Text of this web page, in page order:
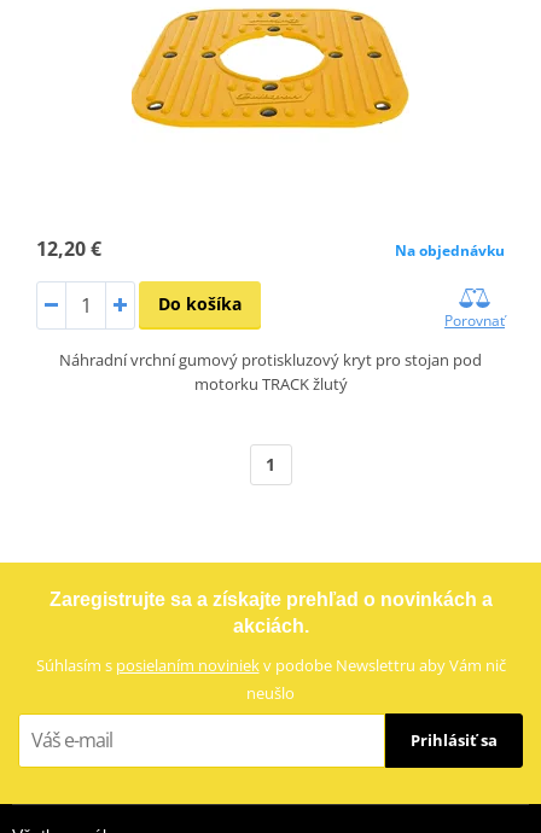
12,20 € Na objednávku
Do košíka
Porovnať
Náhradní vrchní gumový protiskluzový kryt pro stojan pod
motorku TRACK žlutý
1
Zaregistrujte sa a získajte prehľad o novinkách a
akciách.
Súhlasím s posielaním noviniekv podobe Newslettru aby Vám nič
neušlo
Prihlásiť sa